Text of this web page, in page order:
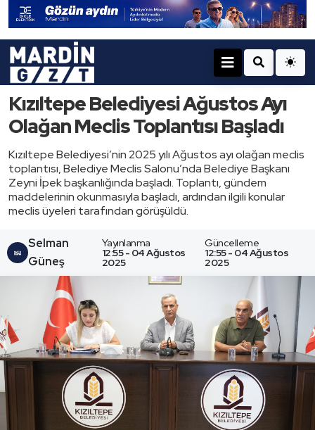
Kızıltepe Belediyesi Ağustos Ayı
Olağan Meclis Toplantısı Başladı
Kızıltepe Belediyesi’nin 2025 yılı Ağustos ayı olağan meclis
toplantısı, Belediye Meclis Salonu’nda Belediye Başkanı
Zeyni İpek başkanlığında başladı. Toplantı, gündem
maddelerinin okunmasıyla başladı, ardından ilgili konular
meclis üyeleri tarafından görüşüldü.
Selman
Güneş
Yayınlanma
12:55 - 04 Ağustos
2025
Güncelleme
12:55 - 04 Ağustos
2025